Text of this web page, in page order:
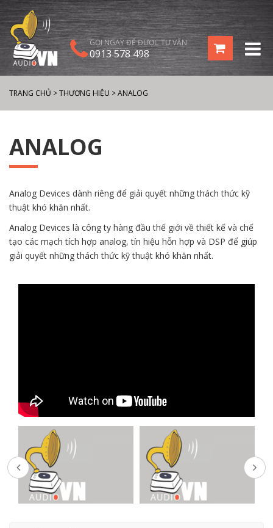
GỌI NGAY ĐỂ ĐƯỢC TƯ VẤN
0913 578 498
TRANG CHỦ >THƯƠNG HIỆU >ANALOG
ANALOG
Analog Devices dành riêng để giải quyết những thách thức kỹ
thuật khó khăn nhất.
Analog Devices là công ty hàng đầu thế giới về thiết kế và chế
tạo các mạch tích hợp analog, tín hiệu hỗn hợp và DSP để giúp
giải quyết những thách thức kỹ thuật khó khăn nhất.